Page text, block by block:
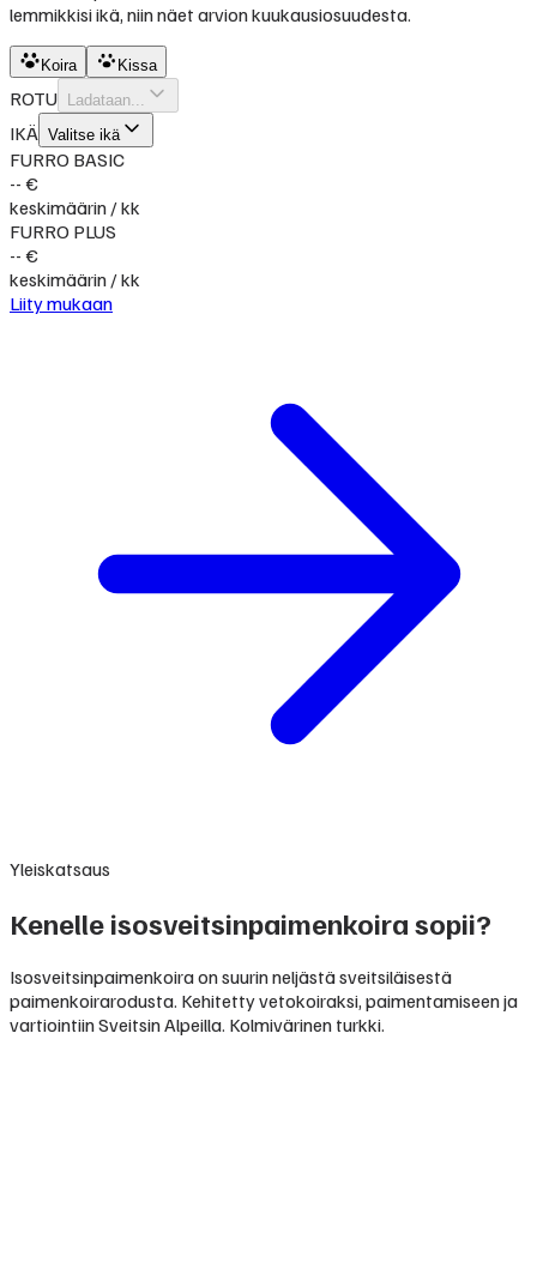
lemmikkisi ikä, niin näet arvion kuukausiosuudesta.
Koira Kissa
ROTU Ladataan...
IKÄ Valitse ikä
FURRO BASIC
-- €
keskimäärin / kk
FURRO PLUS
-- €
keskimäärin / kk
Liity mukaan
Yleiskatsaus
Kenelle isosveitsinpaimenkoira sopii?
Isosveitsinpaimenkoira on suurin neljästä sveitsiläisestä
paimenkoirarodusta. Kehitetty vetokoiraksi, paimentamiseen ja
vartiointiin Sveitsin Alpeilla. Kolmivärinen turkki.